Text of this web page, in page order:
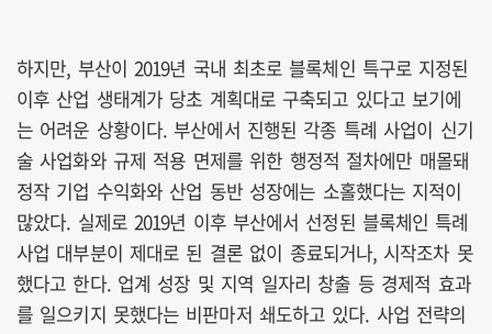
하지만, 부산이 2019년 국내 최초로 블록체인 특구로 지정된
이후 산업 생태계가 당초 계획대로 구축되고 있다고 보기에
는 어려운 상황이다. 부산에서 진행된 각종 특례 사업이 신기
술 사업화와 규제 적용 면제를 위한 행정적 절차에만 매몰돼
정작 기업 수익화와 산업 동반 성장에는 소홀했다는 지적이
많았다. 실제로 2019년 이후 부산에서 선정된 블록체인 특례
사업 대부분이 제대로 된 결론 없이 종료되거나, 시작조차 못
했다고 한다. 업계 성장 및 지역 일자리 창출 등 경제적 효과
를 일으키지 못했다는 비판마저 쇄도하고 있다. 사업 전략의